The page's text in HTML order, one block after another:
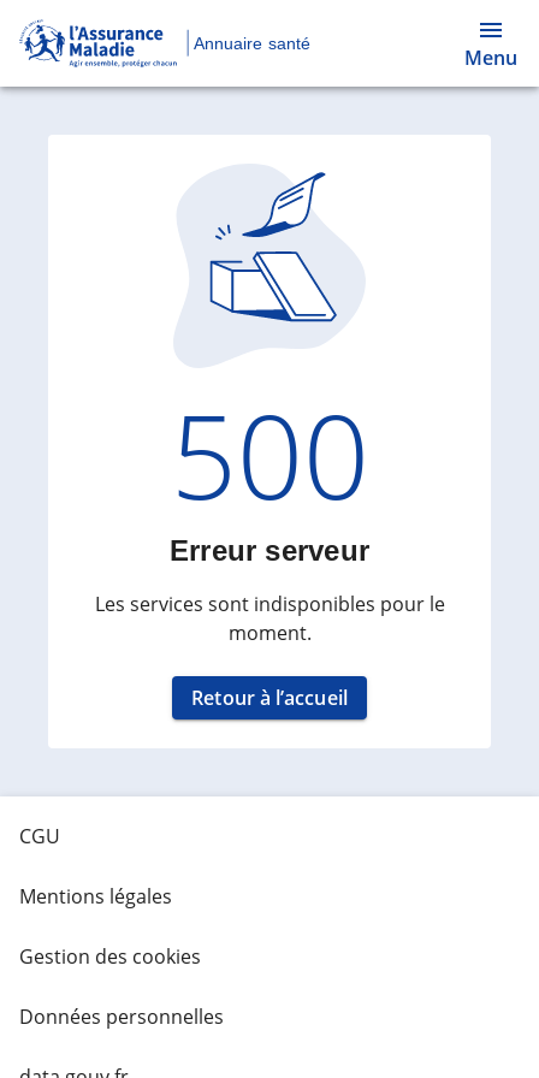
Annuaire santé
Menu
Code
500
Erreur serveur
Les services sont indisponibles pour le
moment.
Retour à l’accueil
CGU
Mentions légales
Gestion des cookies
Données personnelles